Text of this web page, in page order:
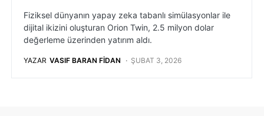
Fiziksel dünyanın yapay zeka tabanlı simülasyonlar ile
dijital ikizini oluşturan Orion Twin, 2.5 milyon dolar
değerleme üzerinden yatırım aldı.
YAZAR VASIF BARAN FIDAN ŞUBAT 3, 2026